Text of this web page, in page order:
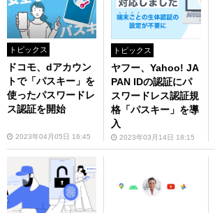
トピックス
ドコモ、dアカウン
トで「パスキー」を
使ったパスワードレ
ス認証を開始
2023年04月05日 16:45
トピックス
ヤフー、Yahoo! JA
PAN IDの認証にパ
スワードレス認証規
格「パスキー」を導
入
2023年03月14日 18:15